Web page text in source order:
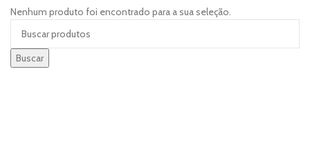
Nenhum produto foi encontrado para a sua seleção.
Buscar